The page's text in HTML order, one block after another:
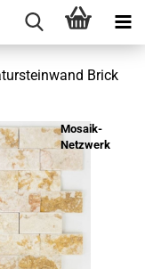
Brick
Mosaik-
Netzwerk